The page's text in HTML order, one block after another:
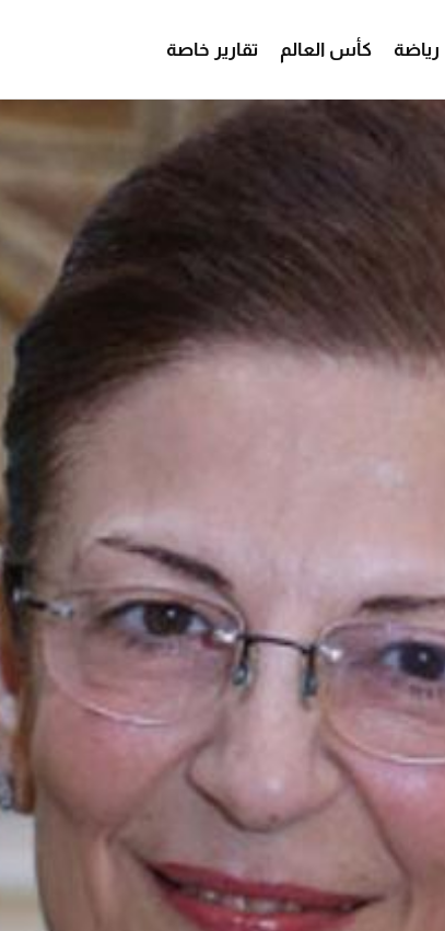
رياضة كأس العالم تقارير خاصة